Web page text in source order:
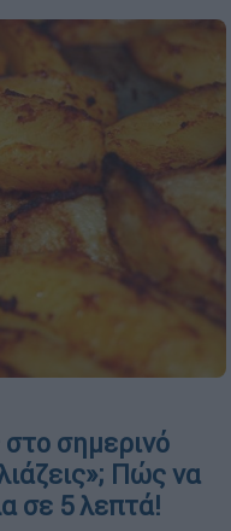
σημερινό
Πώς να
σε 5 λεπτά!